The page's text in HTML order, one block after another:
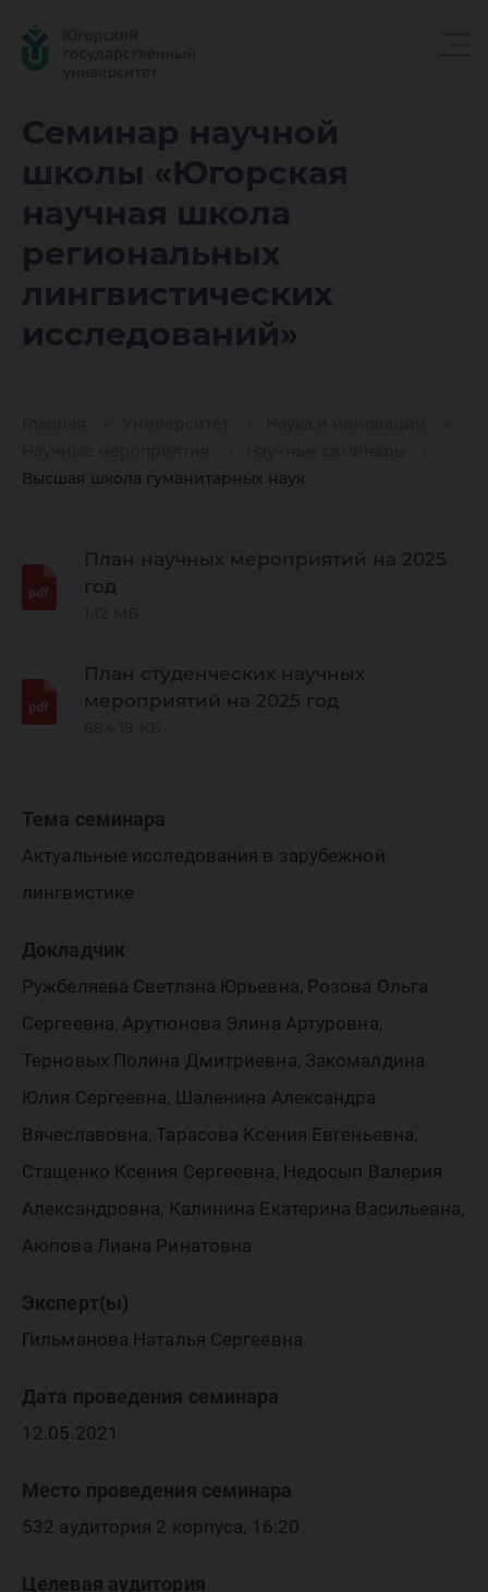
Семинар научной
школы «Югорская
научная школа
региональных
лингвистических
исследований»
Высшая школа гуманитарных наук
План научных мероприятий на 2025
год
План студенческих научных
мероприятий на 2025 год
Тема семинара
Актуальные исследования в зарубежной
лингвистике
Докладчик
Ружбеляева Светлана Юрьевна, Розова Ольга
Сергеевна, Арутюнова Элина Артуровна,
Терновых Полина Дмитриевна, Закомалдина
Юлия Сергеевна, Шаленина Александра
Вячеславовна, Тарасова Ксения Евгеньевна,
Стащенко Ксения Сергеевна, Недосып Валерия
Александровна, Калинина Екатерина Васильевна,
Аюпова Лиана Ринатовна
Эксперт(ы)
Гильманова Наталья Сергеевна
Дата проведения семинара
12.05.2021
Место проведения семинара
532 аудитория 2 корпуса, 16:20
Целевая аудитория